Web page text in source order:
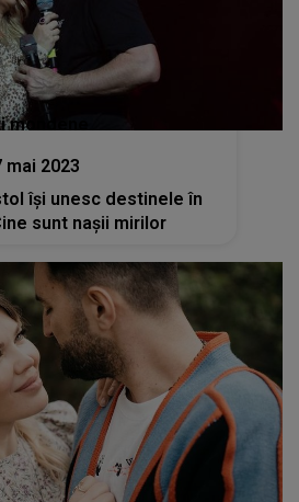
mondene
mai 2023
își unesc destinele în
sunt nașii mirilor